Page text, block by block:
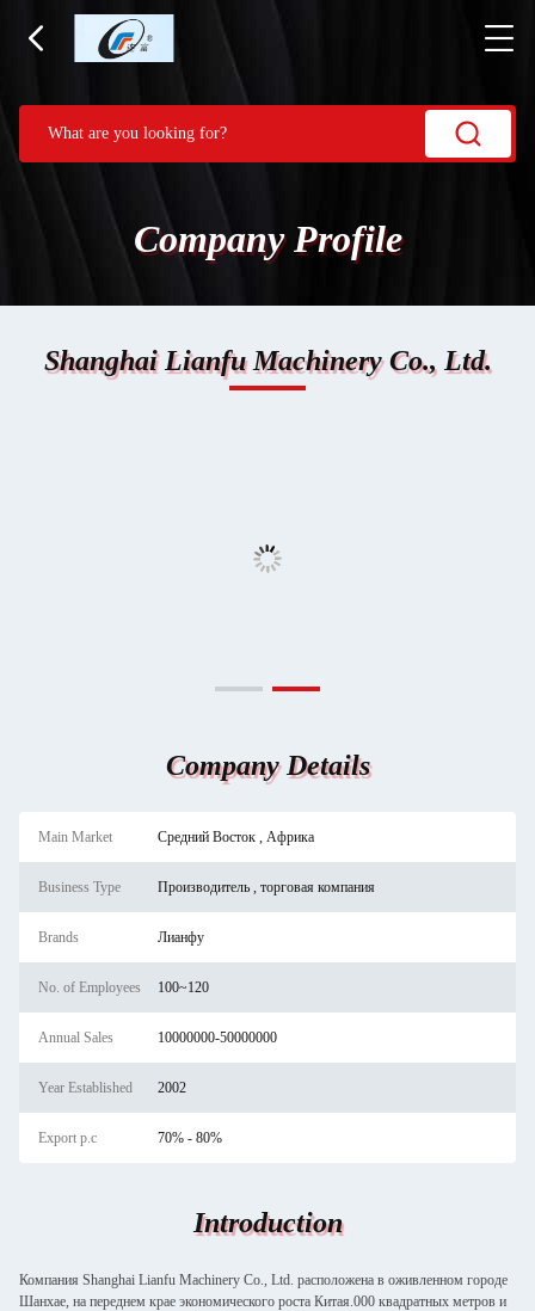
Company Profile
Shanghai Lianfu Machinery Co., Ltd.
Company Details
Main Market Средний Восток , Африка
Business Type Производитель , торговая компания
Brands Лианфу
No. of Employees 100~120
Annual Sales 10000000-50000000
Year Established 2002
Export p.c 70% - 80%
Introduction
Компания Shanghai Lianfu Machinery Co., Ltd. расположена в оживленном городе
Шанхае, на переднем крае экономического роста Китая.000 квадратных метров и